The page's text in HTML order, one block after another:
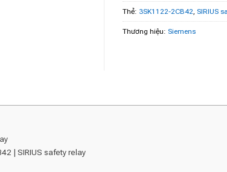
Thẻ: 3SK1122-2CB42 SIRIUS
Thương hiệu: Siemens
| SIRIUS safety relay